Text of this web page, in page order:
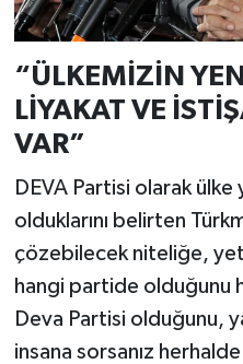
“ÜLKEMİZİN
LİYAKAT VE
VAR”
DEVA Partisi olarak
olduklarını belirten
çözebilecek niteliğe,
hangi partide olduğunu
Deva Partisi olduğunu,
insana sorsanız